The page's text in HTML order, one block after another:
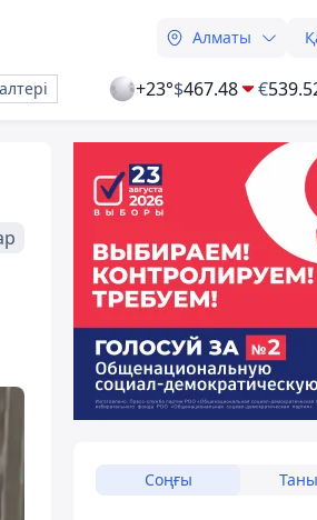
Алматы
+23°$467.48 €
Соңғы